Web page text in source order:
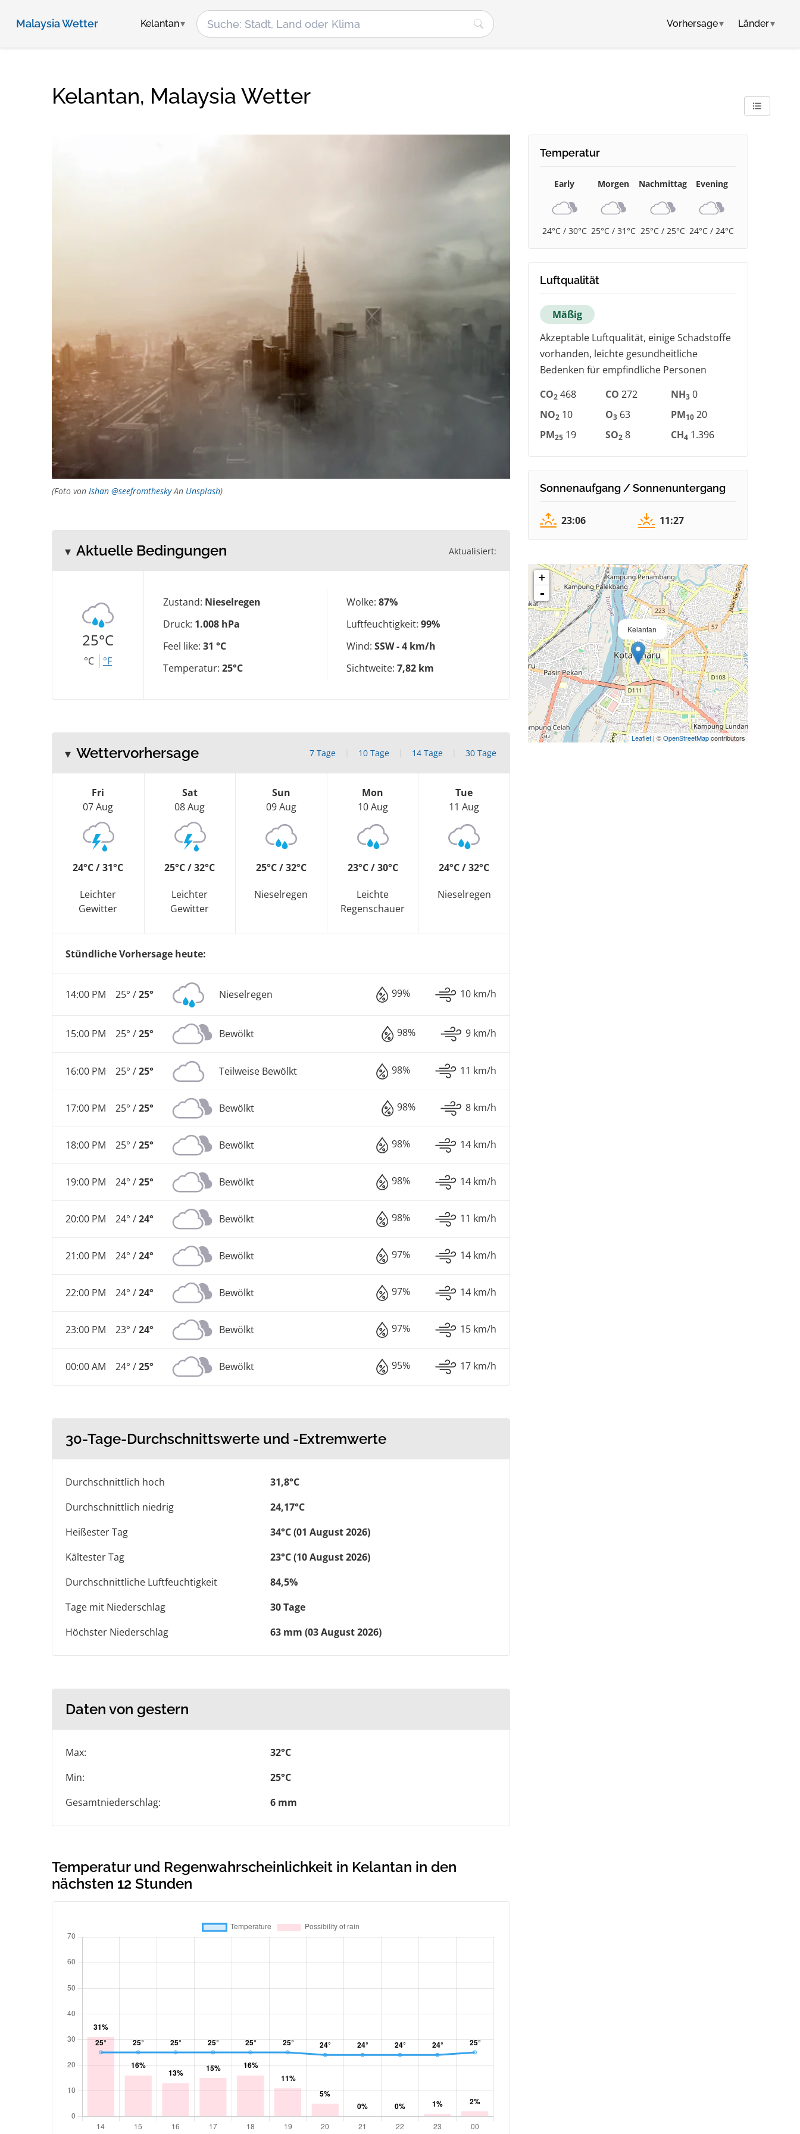
Malaysia Wetter Kelantan Vorhersage▾ Länder▾
Kelantan, Malaysia Wetter
(Foto von Ishan @seefromtheskyAn Unsplash)
Aktuelle Bedingungen Aktualisiert:
25°C
°C °F
Zustand: Nieselregen
Druck: 1.008 hPa
Feel like: 31 °C
Temperatur: 25°C
Wolke: 87%
Luftfeuchtigkeit: 99%
Wind: SSW - 4 km/h
Sichtweite: 7,82 km
Wettervorhersage 7 Tage 10 Tage 14 Tage 30 Tage
Fri
07 Aug
24°C / 31°C
Leichter
Gewitter
Sat
08 Aug
25°C / 32°C
Leichter
Gewitter
Sun
09 Aug
25°C / 32°C
Nieselregen
Mon
10 Aug
23°C / 30°C
Leichte
Regenschauer
Tue
11 Aug
24°C / 32°C
Nieselregen
Stündliche Vorhersage heute:
14:00 PM 25° /25° Nieselregen 99% 10 km/h
15:00 PM 25° /25° Bewölkt 98% 9 km/h
16:00 PM 25° /25° Teilweise Bewölkt 98% 11 km/h
17:00 PM 25° /25° Bewölkt 98% 8 km/h
18:00 PM 25° /25° Bewölkt 98% 14 km/h
19:00 PM 24° /25° Bewölkt 98% 14 km/h
20:00 PM 24° /24° Bewölkt 98% 11 km/h
21:00 PM 24° /24° Bewölkt 97% 14 km/h
22:00 PM 24° /24° Bewölkt 97% 14 km/h
23:00 PM 23° /24° Bewölkt 97% 15 km/h
00:00 AM 24° /25° Bewölkt 95% 17 km/h
30-Tage-Durchschnittswerte und -Extremwerte
Durchschnittlich hoch
31,8°C
Durchschnittlich niedrig
24,17°C
Heißester Tag
34°C (01 August 2026)
Kältester Tag
23°C (10 August 2026)
Durchschnittliche Luftfeuchtigkeit
84,5%
Tage mit Niederschlag
30 Tage
Höchster Niederschlag
63 mm (03 August 2026)
Daten von gestern
Max:
32°C
Min:
25°C
Gesamtniederschlag:
6 mm
Temperatur und Regenwahrscheinlichkeit in Kelantan in den
nächsten 12 Stunden
Temperatur
Early
24°C / 30°C
Morgen
25°C / 31°C
Nachmittag
25°C / 25°C
Evening
24°C / 24°C
Luftqualität
Mäßig
Akzeptable Luftqualität, einige Schadstoffe
vorhanden, leichte gesundheitliche
Bedenken für empfindliche Personen
CO2 468 CO 272 NH3 0
NO2 10 O3 63 PM10 20
PM25 19 SO2 8 CH4 1.396
Sonnenaufgang / Sonnenuntergang
23:06 11:27
Kelantan
+
-
Leaflet | ©OpenStreetMapcontributors